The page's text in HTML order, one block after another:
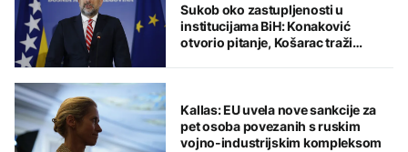
Sukob oko zastupljenosti u
institucijama BiH: Konaković
otvorio pitanje, Košarac traži
Kallas: EU uvela nove sankcije za
pet osoba povezanih s ruskim
vojno-industrijskim kompleksom